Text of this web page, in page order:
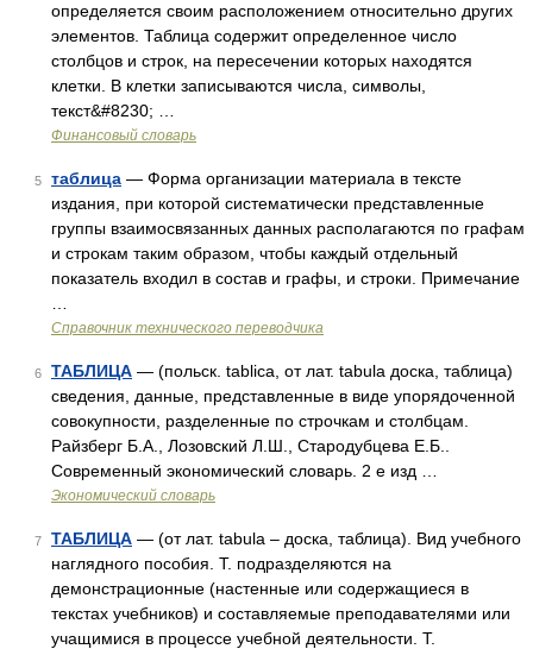
определяется своим расположением относительно других
элементов. Таблица содержит определенное число
столбцов и строк, на пересечении которых находятся
клетки. В клетки записываются числа, символы,
текст&#8230; …
Финансовый словарь
5 таблица — Форма организации материала в тексте
издания, при которой систематически представленные
группы взаимосвязанных данных располагаются по графам
и строкам таким образом, чтобы каждый отдельный
показатель входил в состав и графы, и строки. Примечание
Справочник технического переводчика
6 ТАБЛИЦА — (польск. tablica, от лат. tabula доска, таблица)
сведения, данные, представленные в виде упорядоченной
совокупности, разделенные по строчкам и столбцам.
Райзберг Б.А., Лозовский Л.Ш., Стародубцева Е.Б..
Современный экономический словарь. 2 е изд …
Экономический словарь
7 ТАБЛИЦА — (от лат. tabula – доска, таблица). Вид учебного
наглядного пособия. Т. подразделяются на
демонстрационные (настенные или содержащиеся в
текстах учебников) и составляемые преподавателями или
учащимися в процессе учебной деятельности. Т.